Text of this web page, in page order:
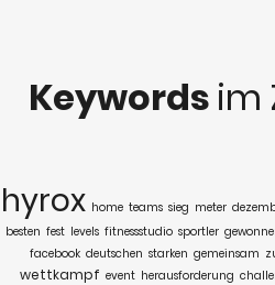
Keywords im
hyrox home teams sieg meter
besten fest levels fitnessstudio sportler
facebook deutschen starken gemeinsam
wettkampf event herausforderung